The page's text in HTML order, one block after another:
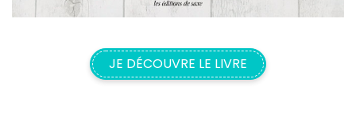
JE DÉCOUVRE LE LIVRE